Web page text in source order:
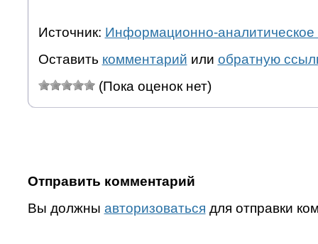
Источник: Информационно-аналитическое
Оставить комментарий или обратную
(Пока оценок нет)
Отправить комментарий
Вы должны авторизоваться для отправки